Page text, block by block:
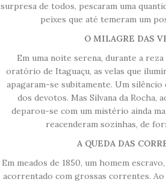
surpresa de todos, pescaram uma
peixes que até temeram um
O MILAGRE DAS
Em uma noite serena, durante a
oratório de Itaguaçu, as velas que
apagaram-se subitamente. Um
dos devotos. Mas Silvana da Rocha,
deparou-se com um mistério ainda
reacenderam sozinhas, de
A QUEDA DAS
Em meados de 1850, um homem
acorrentado com grossas correntes.